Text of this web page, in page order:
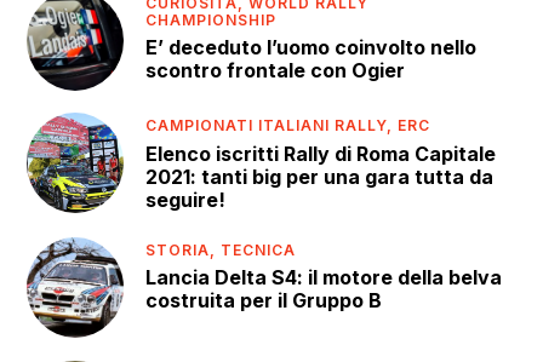
CHAMPIONSHIP
E’ deceduto l’uomo coinvolto nello
scontro frontale con Ogier
CAMPIONATI ITALIANI RALLY, ERC
Elenco iscritti Rally di Roma Capitale
2021: tanti big per una gara tutta da
seguire!
STORIA, TECNICA
Lancia Delta S4: il motore della belva
costruita per il Gruppo B